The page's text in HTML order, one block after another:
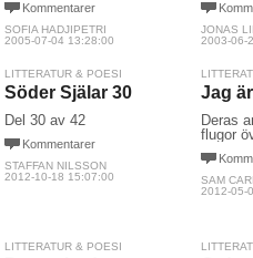
Kommentarer
SOFIA HADJIPETRI
2005-07-04 13:28:00
JONAS
2003-06-
LITTERATUR & POESI
Söder Själar 30
Del 30 av 42
Kommentarer
STAFFAN NILSSON
2012-10-18 15:07:00
Jag
Deras
flugor
SAM
2012-05-
LITTERATUR & POESI